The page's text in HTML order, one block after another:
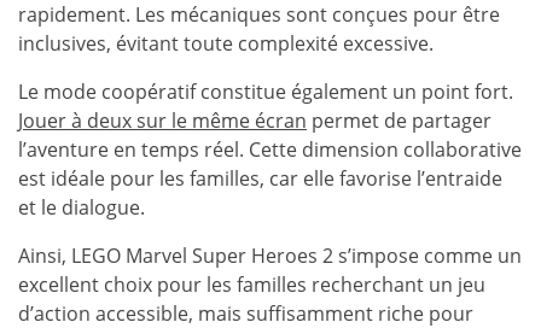
rapidement. Les mécaniques sont conçues pour être
inclusives, évitant toute complexité excessive.
Le mode coopératif constitue également un point fort.
Jouer à deux sur le même écran permet de partager
l’aventure en temps réel. Cette dimension collaborative
est idéale pour les familles, car elle favorise l’entraide
et le dialogue.
Ainsi, LEGO Marvel Super Heroes 2s’impose comme un
excellent choix pour les familles recherchant un jeu
d’action accessible, mais suffisamment riche pour